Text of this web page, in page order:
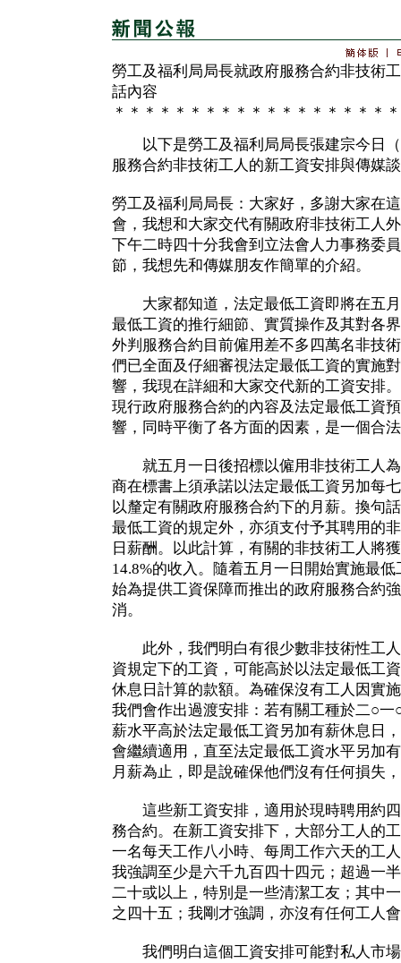
勞工及福利局局長就政府服務合約非技術
話內容
＊＊＊＊＊＊＊＊＊＊＊＊＊＊＊＊＊＊
以下是勞工及福利局局長張建宗今日（
服務合約非技術工人的新工資安排與傳媒
勞工及福利局局長：大家好，多謝大家在
會，我想和大家交代有關政府非技術工人
下午二時四十分我會到立法會人力事務委
節，我想先和傳媒朋友作簡單的介紹。
大家都知道，法定最低工資即將在五月
最低工資的推行細節、實質操作及其對各
外判服務合約目前僱用差不多四萬名非技
們已全面及仔細審視法定最低工資的實施
響，我現在詳細和大家交代新的工資安排
現行政府服務合約的內容及法定最低工資
響，同時平衡了各方面的因素，是一個合
就五月一日後招標以僱用非技術工人為
商在標書上須承諾以法定最低工資另加每
以釐定有關政府服務合約下的月薪。換句
最低工資的規定外，亦須支付予其聘用的
日薪酬。以此計算，有關的非技術工人將
14.8%的收入。隨着五月一日開始實施最
始為提供工資保障而推出的政府服務合約
消。
此外，我們明白有很少數非技術性工人
資規定下的工資，可能高於以法定最低工
休息日計算的款額。為確保沒有工人因實
我們會作出過渡安排：若有關工種於二○
薪水平高於法定最低工資另加有薪休息日
會繼續適用，直至法定最低工資水平另加
月薪為止，即是說確保他們沒有任何損失
這些新工資安排，適用於現時聘用約四
務合約。在新工資安排下，大部分工人的
一名每天工作八小時、每周工作六天的工
我強調至少是六千九百四十四元；超過一
二十或以上，特別是一些清潔工友；其中
之四十五；我剛才強調，亦沒有任何工人
我們明白這個工資安排可能對私人市場